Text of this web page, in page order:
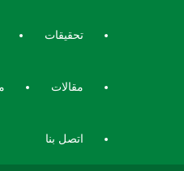
تحقيقات
مقالات
اتصل بنا